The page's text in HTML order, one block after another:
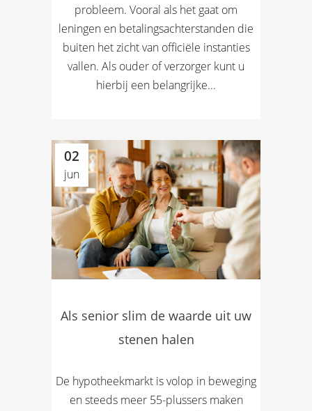
probleem. Vooral als het gaat om
leningen en betalingsachterstanden die
buiten het zicht van officiële instanties
vallen. Als ouder of verzorger kunt u
hierbij een belangrijke...
02
jun
Als senior slim de waarde uit uw
stenen halen
De hypotheekmarkt is volop in beweging
en steeds meer 55-plussers maken